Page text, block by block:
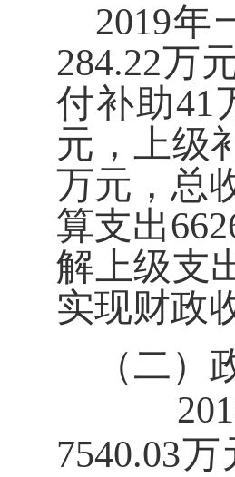
2019年
284.22万
付补助41
元，上级
万元，总
算支出
解上级支
实现财政
（二
7540.03万